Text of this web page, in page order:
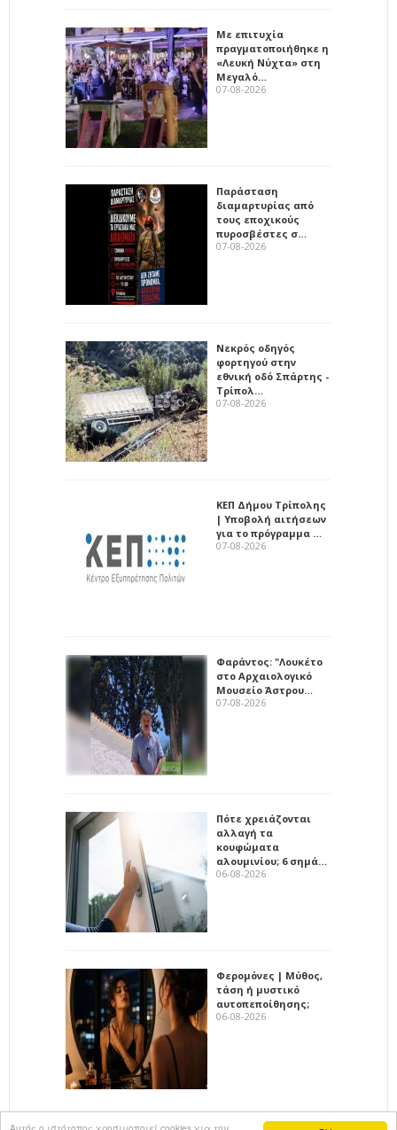
Με επιτυχία
πραγματοποιήθηκε η
«Λευκή Νύχτα» στη
Μεγαλό…
07-08-2026
Παράσταση
διαμαρτυρίας από
τους εποχικούς
πυροσβέστες σ…
07-08-2026
Νεκρός οδηγός
φορτηγού στην
εθνική οδό Σπάρτης -
Τρίπολ…
07-08-2026
ΚΕΠ Δήμου Τρίπολης
| Υποβολή αιτήσεων
για το πρόγραμμα …
07-08-2026
Φαράντος: "Λουκέτο
στο Αρχαιολογικό
Μουσείο Άστρου…
07-08-2026
Πότε χρειάζονται
αλλαγή τα
κουφώματα
αλουμινίου; 6 σημά…
06-08-2026
Φερομόνες | Μύθος,
τάση ή μυστικό
αυτοπεποίθησης;
06-08-2026